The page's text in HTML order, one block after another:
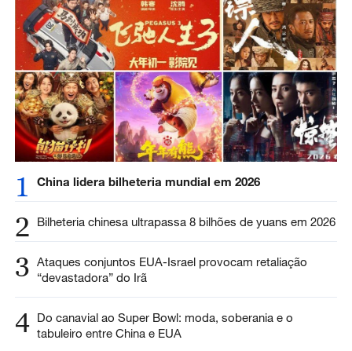
1 China lidera bilheteria mundial em 2026
2 Bilheteria chinesa ultrapassa 8 bilhões de yuans em 2026
3 Ataques conjuntos EUA-Israel provocam retaliação
“devastadora” do Irã
4 Do canavial ao Super Bowl: moda, soberania e o
tabuleiro entre China e EUA